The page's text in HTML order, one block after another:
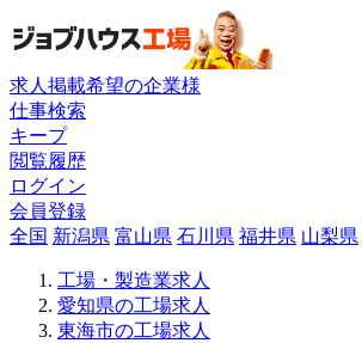
求人掲載希望の企業様
仕事検索
キープ
閲覧履歴
ログイン
会員登録
全国 新潟県 富山県 石川県 福井県 山梨県
工場・製造業求人
愛知県の工場求人
東海市の工場求人